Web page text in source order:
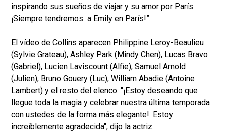
inspirando sus sueños de viajar y su amor por París.
¡Siempre tendremos a Emily en París!”.
El vídeo de Collins aparecen Philippine Leroy-Beaulieu
(Sylvie Grateau), Ashley Park (Mindy Chen), Lucas Bravo
(Gabriel), Lucien Laviscount (Alfie), Samuel Arnold
(Julien), Bruno Gouery (Luc), William Abadie (Antoine
Lambert) y el resto del elenco. "¡Estoy deseando que
llegue toda la magia y celebrar nuestra última temporada
con ustedes de la forma más elegante!. Estoy
increíblemente agradecida", dijo la actriz.